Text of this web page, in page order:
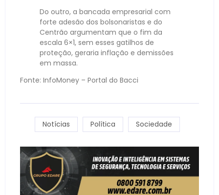
Do outro, a bancada empresarial com
forte adesão dos bolsonaristas e do
Centrão argumentam que o fim da
escala 6×1, sem esses gatilhos de
proteção, geraria inflação e demissões
em massa.
Fonte: InfoMoney – Portal do Bacci
Notícias Política Sociedade